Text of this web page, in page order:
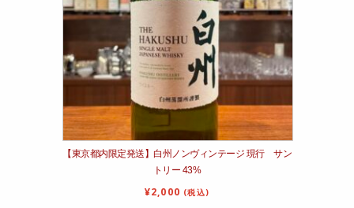
【東京都内限定発送】白州ノンヴィンテージ 現行 サン
トリー 43%
¥2,000 (税込)